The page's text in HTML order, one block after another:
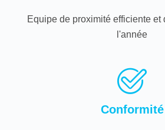
Equipe de proximité efficiente
l'année
Conformité